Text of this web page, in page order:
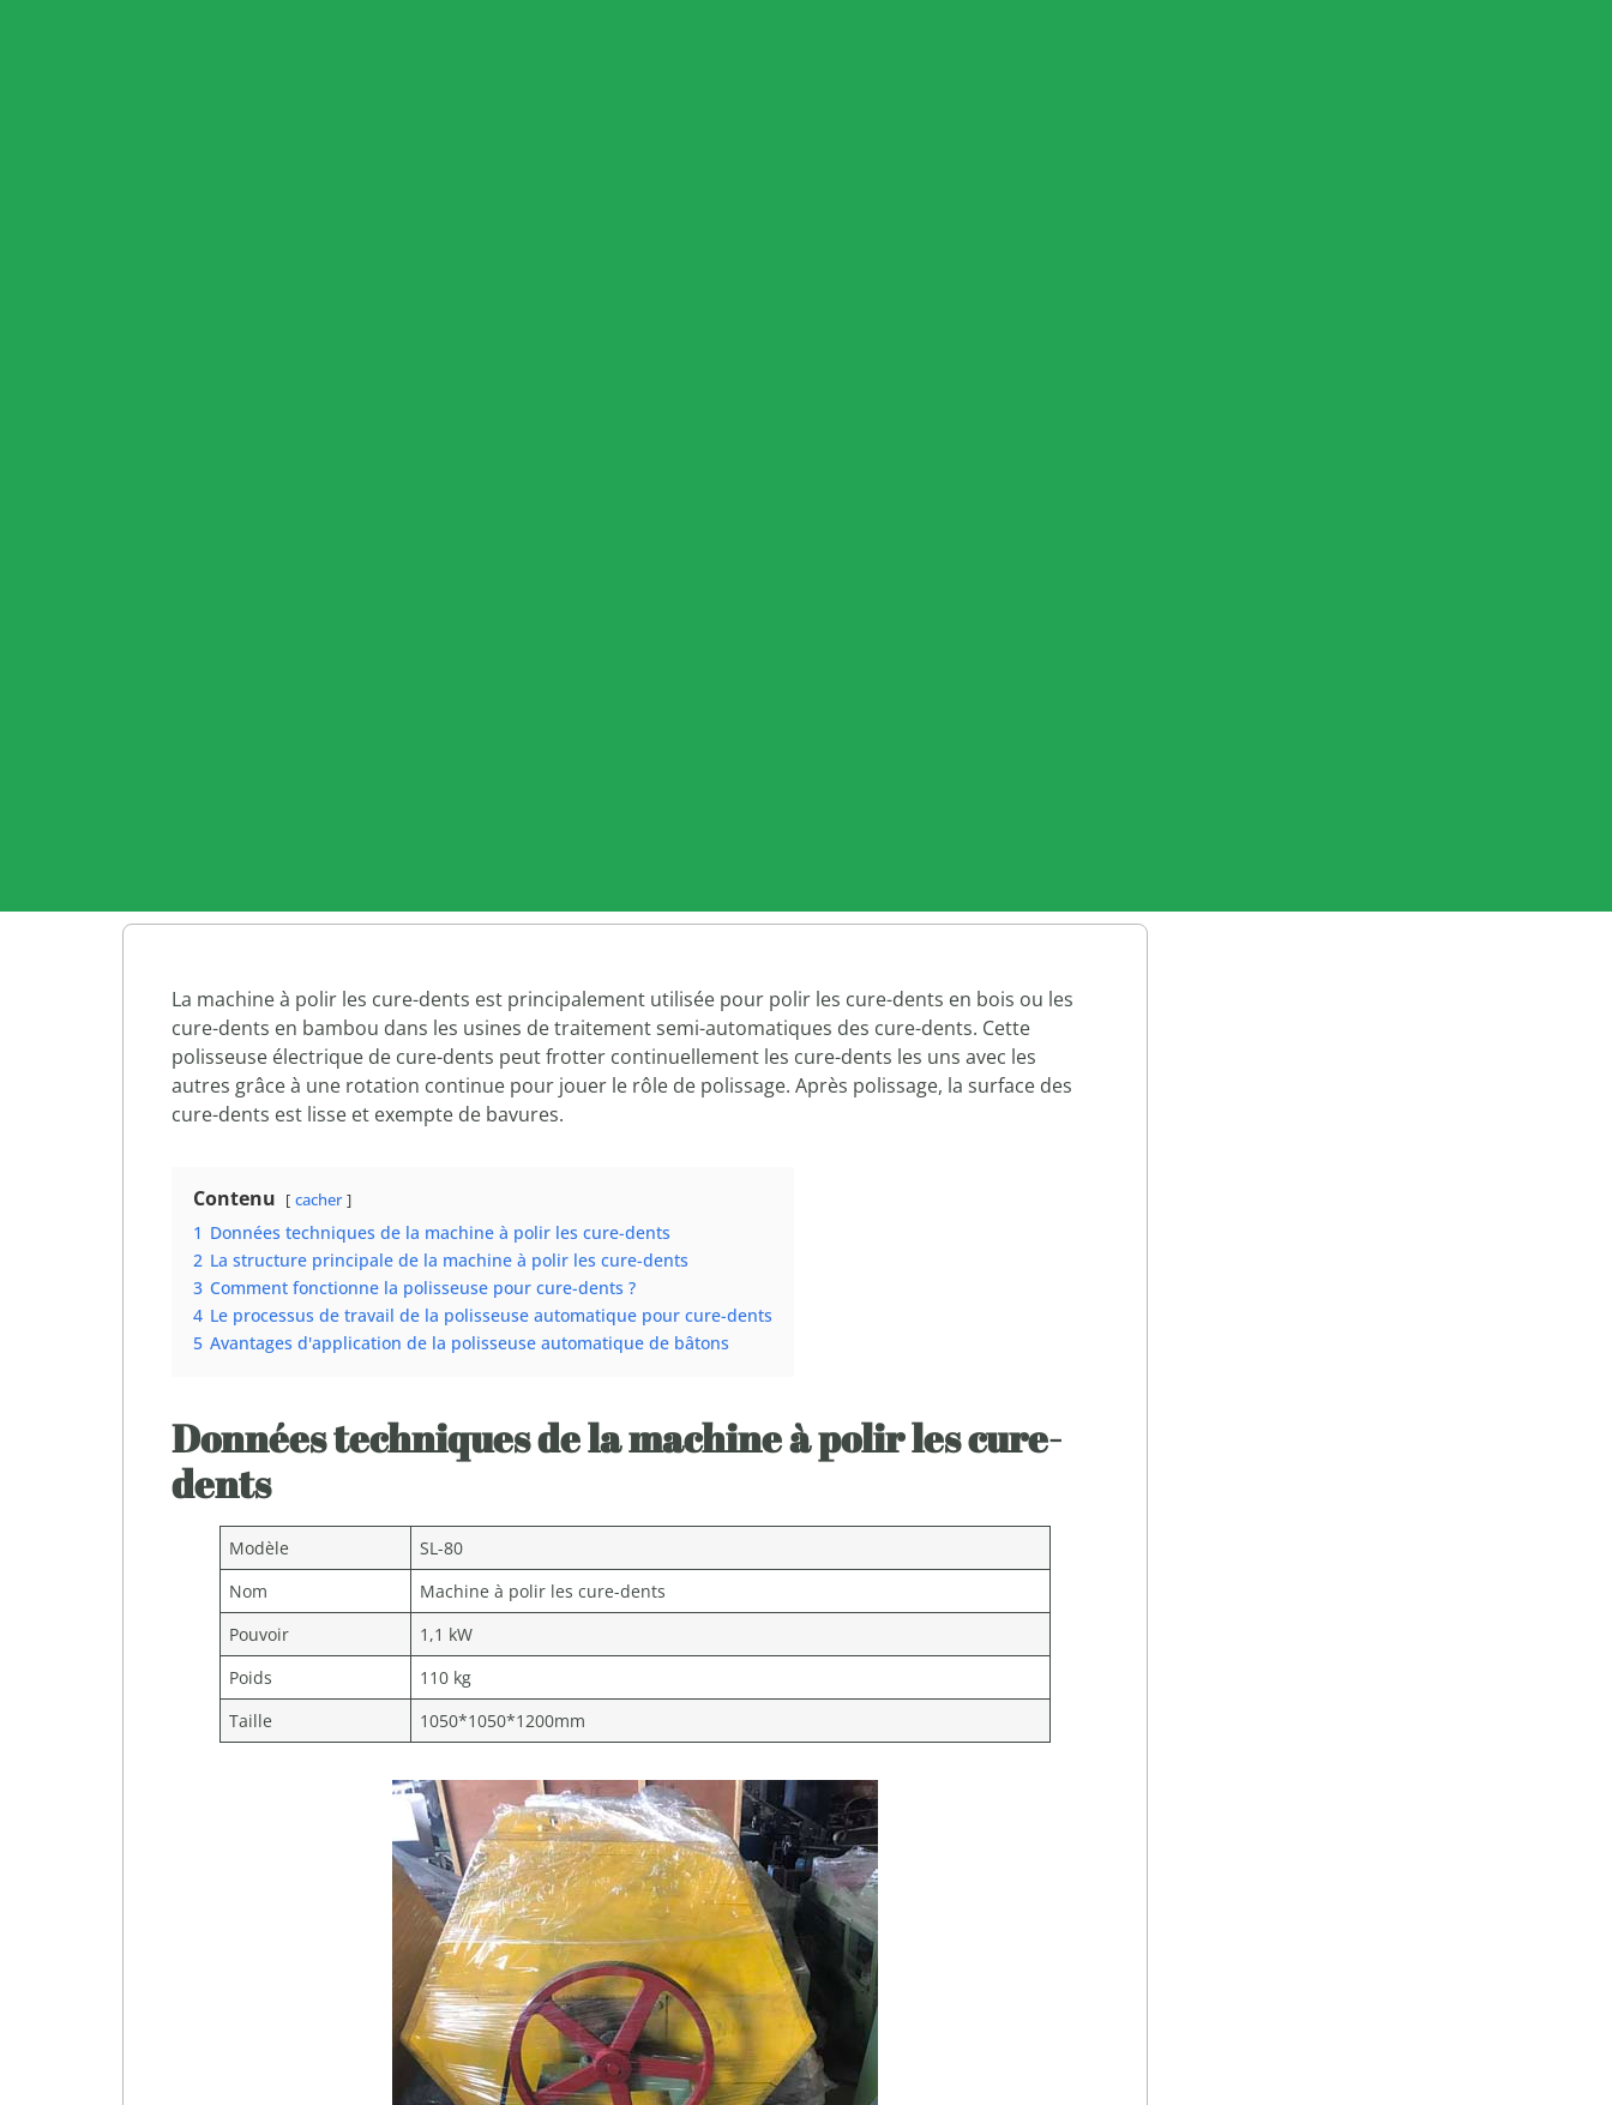
La machine à polir les cure-dents est principalement utilisée pour polir les cure-dents en bois ou les
cure-dents en bambou dans les usines de traitement semi-automatiques des cure-dents. Cette
polisseuse électrique de cure-dents peut frotter continuellement les cure-dents les uns avec les
autres grâce à une rotation continue pour jouer le rôle de polissage. Après polissage, la surface des
cure-dents est lisse et exempte de bavures.
Contenu cacher
1 Données techniques de la machine à polir les cure-dents
2 La structure principale de la machine à polir les cure-dents
3 Comment fonctionne la polisseuse pour cure-dents ?
4 Le processus de travail de la polisseuse automatique pour cure-dents
5 Avantages d'application de la polisseuse automatique de bâtons
Données techniques de la machine à polir les cure-
dents
Modèle
SL-80
Nom
Machine à polir les cure-dents
Pouvoir
1,1 kW
Poids
110 kg
Taille
1050*1050*1200mm